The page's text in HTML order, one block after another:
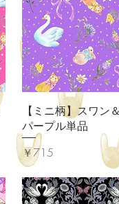
クイ
【ミニ柄】スワン
パープル単品
価格
￥715